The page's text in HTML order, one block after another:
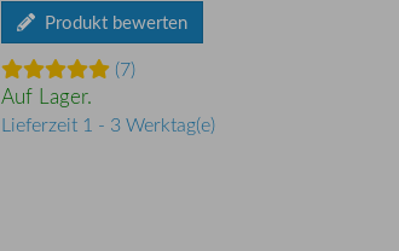
Produkt bewerten
(7)
Auf Lager.
Lieferzeit 1 - 3 Werktag(e)